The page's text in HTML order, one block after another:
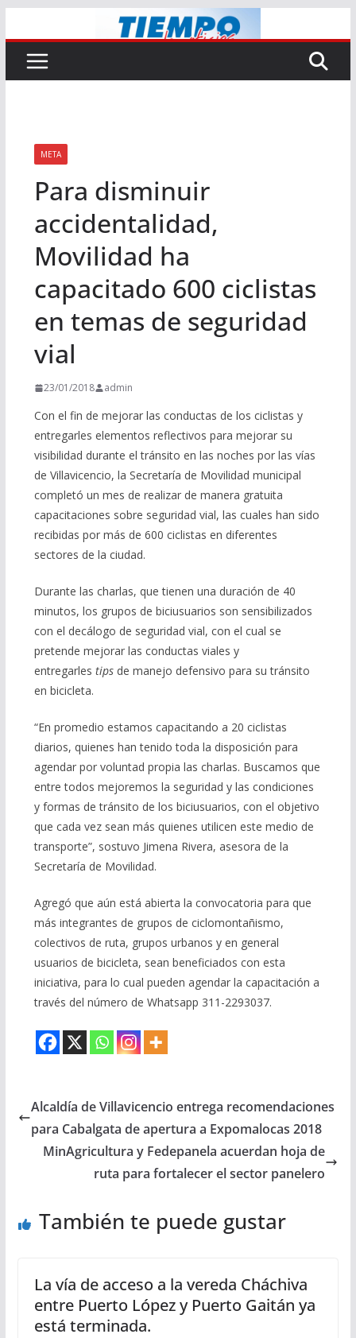
al
contenido
META
Para disminuir
accidentalidad,
Movilidad ha
capacitado 600 ciclistas
en temas de seguridad
vial
23/01/2018 admin
Con el fin de mejorar las conductas de los ciclistas y
entregarles elementos reflectivos para mejorar su
visibilidad durante el tránsito en las noches por las vías
de Villavicencio, la Secretaría de Movilidad municipal
completó un mes de realizar de manera gratuita
capacitaciones sobre seguridad vial, las cuales han sido
recibidas por más de 600 ciclistas en diferentes
sectores de la ciudad.
Durante las charlas, que tienen una duración de 40
minutos, los grupos de biciusuarios son sensibilizados
con el decálogo de seguridad vial, con el cual se
pretende mejorar las conductas viales y
entregarles tipsde manejo defensivo para su tránsito
en bicicleta.
“En promedio estamos capacitando a 20 ciclistas
diarios, quienes han tenido toda la disposición para
agendar por voluntad propia las charlas. Buscamos que
entre todos mejoremos la seguridad y las condiciones
y formas de tránsito de los biciusuarios, con el objetivo
que cada vez sean más quienes utilicen este medio de
transporte”, sostuvo Jimena Rivera, asesora de la
Secretaría de Movilidad.
Agregó que aún está abierta la convocatoria para que
más integrantes de grupos de ciclomontañismo,
colectivos de ruta, grupos urbanos y en general
usuarios de bicicleta, sean beneficiados con esta
iniciativa, para lo cual pueden agendar la capacitación a
través del número de Whatsapp 311-2293037.
Alcaldía de Villavicencio entrega recomendaciones
para Cabalgata de apertura a Expomalocas 2018
MinAgricultura y Fedepanela acuerdan hoja de
ruta para fortalecer el sector panelero
También te puede gustar
La vía de acceso a la vereda Cháchiva
entre Puerto López y Puerto Gaitán ya
está terminada.